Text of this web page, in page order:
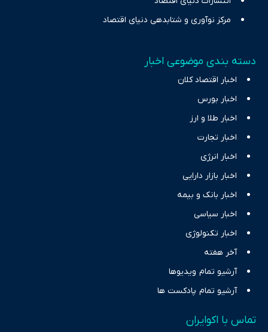
مرکز نوآوری و شتابدهی دنیای اقتصاد
دسته بندی موضوعی اخبار
اخبار اقتصاد کلان
اخبار بورس
اخبار طلا و ارز
اخبار تجارت
اخبار انرژی
اخبار بازار دارایی
اخبار بانک و بیمه
اخبار سیاسی
اخبار تکنولوژی
آخر هفته
آرشیو تمام ویدیوها
آرشیو تمام پادکست ها
تماس با اکوایران